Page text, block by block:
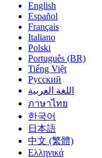
English
Español
Français
Italiano
Polski
Português (BR)
Tiếng Việt
Русский
اللغة العربية
ภาษาไทย
한국어
日本語
中文 (繁體)
Ελληνικά